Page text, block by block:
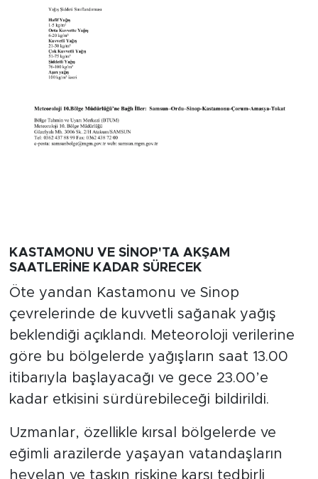
KASTAMONU VE SİNOP'TA AKŞAM
SAATLERİNE KADAR SÜRECEK
Öte yandan Kastamonu ve Sinop
çevrelerinde de kuvvetli sağanak yağış
beklendiği açıklandı. Meteoroloji verilerine
göre bu bölgelerde yağışların saat 13.00
itibarıyla başlayacağı ve gece 23.00’e
kadar etkisini sürdürebileceği bildirildi.
Uzmanlar, özellikle kırsal bölgelerde ve
eğimli arazilerde yaşayan vatandaşların
heyelan ve taşkın riskine karşı tedbirli